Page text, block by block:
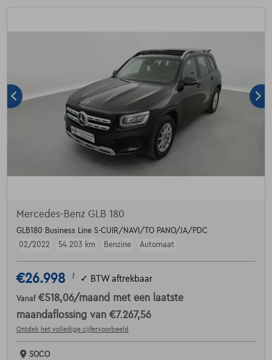
Mercedes-Benz GLB 180
GLB180 Business Line S-CUIR/NAVI/TO PANO/JA/PDC
02/2022
54.203 km Benzine Automaat
€26.998 1 ✓ BTW aftrekbaar
Vanaf €518,06/maand met een laatste
maandaflossing van €7.267,56
Ontdek het volledige cijfervoorbeeld
SOCO